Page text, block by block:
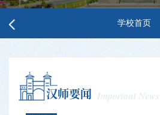
学校首页
汉师要闻 Important News